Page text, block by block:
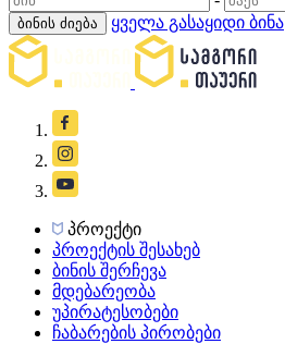
ბინის ძიება ყველა გასაყიდი ბინა
პროექტი
პროექტის შესახებ
ბინის შერჩევა
მდებარეობა
უპირატესობები
ჩაბარების პირობები